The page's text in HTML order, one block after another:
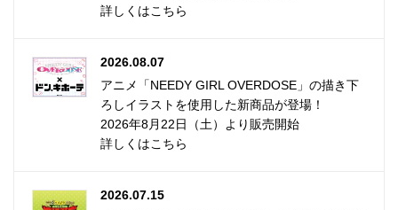
詳しくはこちら
2026.08.07
アニメ「NEEDY GIRL OVERDOSE」の描き下
ろしイラストを使用した新商品が登場！
2026年8月22日（土）より販売開始
詳しくはこちら
2026.07.15